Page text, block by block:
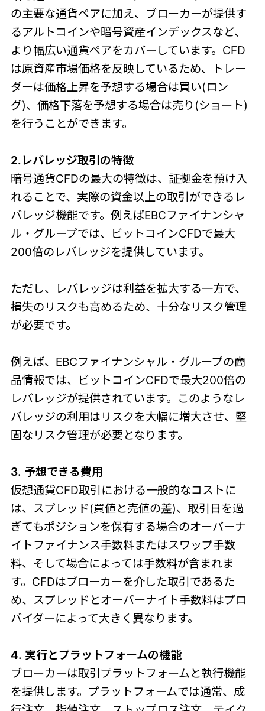
の主要な通貨ペアに加え、ブローカーが提供す
るアルトコインや暗号資産インデックスなど、
より幅広い通貨ペアをカバーしています。CFD
は原資産市場価格を反映しているため、トレー
ダーは価格上昇を予想する場合は買い(ロン
グ)、価格下落を予想する場合は売り(ショート)
を行うことができます。
2.レバレッジ取引の特徴
暗号通貨CFDの最大の特徴は、証拠金を預け入
れることで、実際の資金以上の取引ができるレ
バレッジ機能です。例えばEBCファイナンシャ
ル・グループでは、ビットコインCFDで最大
200倍のレバレッジを提供しています。
ただし、レバレッジは利益を拡大する一方で、
損失のリスクも高めるため、十分なリスク管理
が必要です。
例えば、EBCファイナンシャル・グループの商
品情報では、ビットコインCFDで最大200倍の
レバレッジが提供されています。このようなレ
バレッジの利用はリスクを大幅に増大させ、堅
固なリスク管理が必要となります。
3. 予想できる費用
仮想通貨CFD取引における一般的なコストに
は、スプレッド(買値と売値の差)、取引日を過
ぎてもポジションを保有する場合のオーバーナ
イトファイナンス手数料またはスワップ手数
料、そして場合によっては手数料が含まれま
す。CFDはブローカーを介した取引であるた
め、スプレッドとオーバーナイト手数料はプロ
バイダーによって大きく異なります。
4. 実行とプラットフォームの機能
ブローカーは取引プラットフォームと執行機能
を提供します。プラットフォームでは通常、成